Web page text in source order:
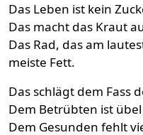
Das Leben ist kein
Das macht das Kraut
Das Rad, das am
meiste Fett.
Das schlägt dem Fass
Dem Betrübten ist
Dem Gesunden fehlt